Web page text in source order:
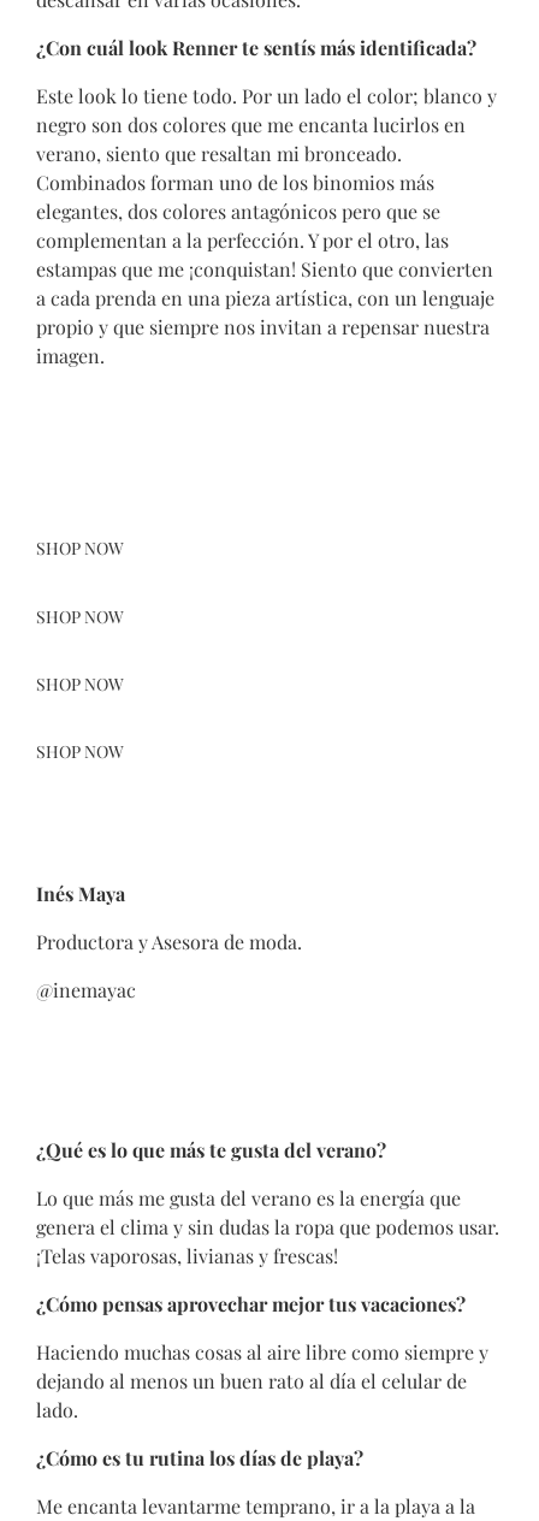
¿Con cuál look Renner te sentís más identificada?
Este look lo tiene todo. Por un lado el color; blanco y
negro son dos colores que me encanta lucirlos en
verano, siento que resaltan mi bronceado.
Combinados forman uno de los binomios más
elegantes, dos colores antagónicos pero que se
complementan a la perfección. Y por el otro, las
estampas que me ¡conquistan! Siento que convierten
a cada prenda en una pieza artística, con un lenguaje
propio y que siempre nos invitan a repensar nuestra
imagen.
SHOP NOW
SHOP NOW
SHOP NOW
SHOP NOW
Inés Maya
Productora y Asesora de moda.
@inemayac
¿Qué es lo que más te gusta del verano?
Lo que más me gusta del verano es la energía que
genera el clima y sin dudas la ropa que podemos usar.
¡Telas vaporosas, livianas y frescas!
¿Cómo pensas aprovechar mejor tus vacaciones?
Haciendo muchas cosas al aire libre como siempre y
dejando al menos un buen rato al día el celular de
lado.
¿Cómo es tu rutina los días de playa?
Me encanta levantarme temprano, ir a la playa a la